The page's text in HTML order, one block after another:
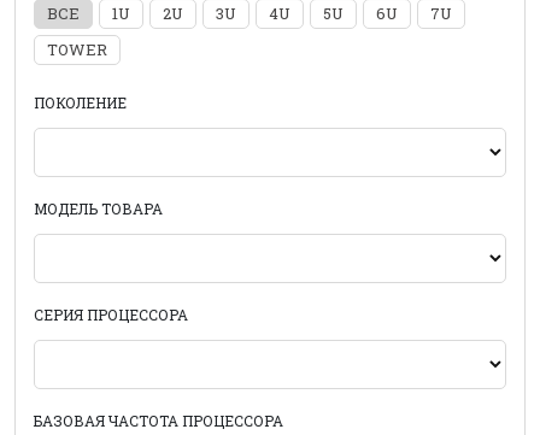
ВСЕ 1U 2U 3U 4U 5U 6U
7U
TOWER
ПОКОЛЕНИЕ
МОДЕЛЬ ТОВАРА
СЕРИЯ ПРОЦЕССОРА
БАЗОВАЯ ЧАСТОТА ПРОЦЕССОРА